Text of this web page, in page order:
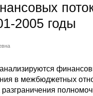
2005 годы
в межбюджетных